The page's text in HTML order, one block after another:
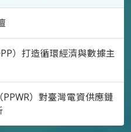
）打造循環經濟與數據主
）對臺灣電資供應鏈